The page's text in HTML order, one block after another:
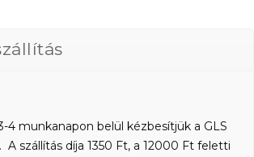
4 munkanapon belül kézbesítjük a GLS
szállítás díja 1350 Ft, a 12000 Ft feletti